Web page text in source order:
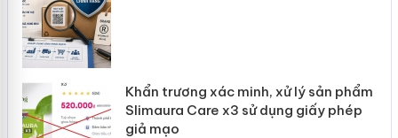
Khẩn trương xác minh, xử lý sản phẩm
Slimaura Care x3 sử dụng giấy phép
giả mạo